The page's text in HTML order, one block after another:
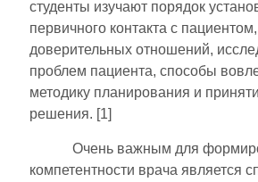
студенты изучают порядок
первичного контакта с
доверительных отношений,
проблем пациента, способы
методику планирования и
решения. [1]
Очень важным для
компетентности врача является